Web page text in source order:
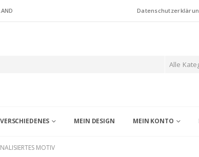
Alle
MEIN DESIGN MEIN KONTO
MOTIV